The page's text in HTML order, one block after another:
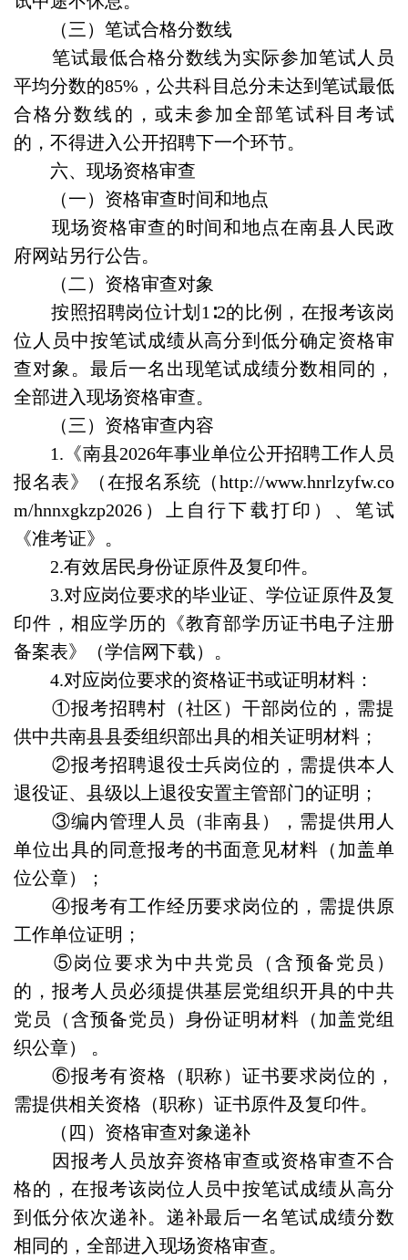
（三）笔试合格分数线
笔试最低合格分数线为实际参加笔试人员
平均分数的85%，公共科目总分未达到笔试最低
合格分数线的，或未参加全部笔试科目考试
的，不得进入公开招聘下一个环节。
六、现场资格审查
（一）资格审查时间和地点
现场资格审查的时间和地点在南县人民政
府网站另行公告。
（二）资格审查对象
按照招聘岗位计划1∶2的比例，在报考该岗
位人员中按笔试成绩从高分到低分确定资格审
查对象。最后一名出现笔试成绩分数相同的，
全部进入现场资格审查。
（三）资格审查内容
1.《南县2026年事业单位公开招聘工作人员
报名表》（在报名系统（http://www.hnrlzyfw.co
m/hnnxgkzp2026）上自行下载打印）、笔试
《准考证》。
2.有效居民身份证原件及复印件。
3.对应岗位要求的毕业证、学位证原件及复
印件，相应学历的《教育部学历证书电子注册
备案表》（学信网下载）。
4.对应岗位要求的资格证书或证明材料：
①报考招聘村（社区）干部岗位的，需提
供中共南县县委组织部出具的相关证明材料；
②报考招聘退役士兵岗位的，需提供本人
退役证、县级以上退役安置主管部门的证明；
③编内管理人员（非南县），需提供用人
单位出具的同意报考的书面意见材料（加盖单
位公章）；
④报考有工作经历要求岗位的，需提供原
工作单位证明；
⑤岗位要求为中共党员（含预备党员）
的，报考人员必须提供基层党组织开具的中共
党员（含预备党员）身份证明材料（加盖党组
织公章） 。
⑥报考有资格（职称）证书要求岗位的，
需提供相关资格（职称）证书原件及复印件。
（四）资格审查对象递补
因报考人员放弃资格审查或资格审查不合
格的，在报考该岗位人员中按笔试成绩从高分
到低分依次递补。递补最后一名笔试成绩分数
相同的，全部进入现场资格审查。